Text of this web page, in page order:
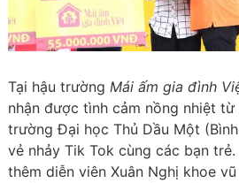
Tại hậu trường Mái ấm gia đình
nhận được tình cảm nồng nhiệt
trường Đại học Thủ Dầu Một
vẻ nhảy Tik Tok cùng các bạn
thêm diễn viên Xuân Nghị khoe